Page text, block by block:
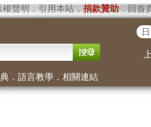
權聲明 ． 引用本站． 捐款贊助．回首
日
． 語言教學． 相關連結